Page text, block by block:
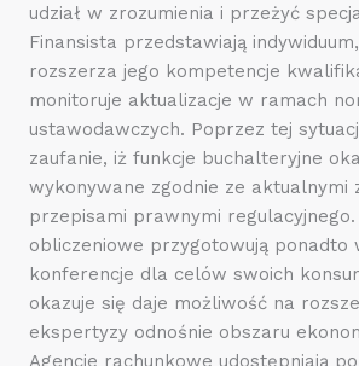
udział w zrozumienia i przeżyć
Finansista przedstawiają
rozszerza jego kompetencje
monitoruje aktualizacje w ramach
ustawodawczych. Poprzez tej
zaufanie, iż funkcje buchalteryjne
wykonywane zgodnie ze aktualnymi
przepisami prawnymi
obliczeniowe przygotowują ponadto
konferencje dla celów swoich
okazuje się daje możliwość na
ekspertyzy odnośnie obszaru
Agencje rachunkowe udostępniają